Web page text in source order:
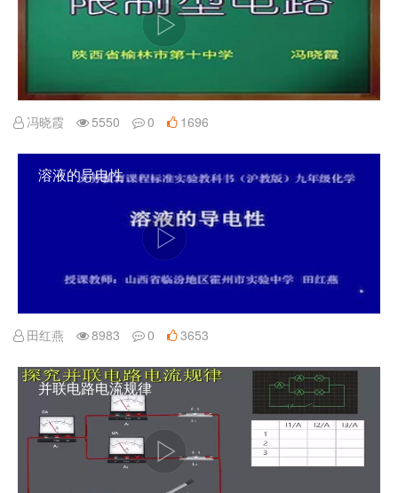
冯晓霞 5550 0 1696
溶液的导电性
田红燕 8983 0 3653
并联电路电流规律